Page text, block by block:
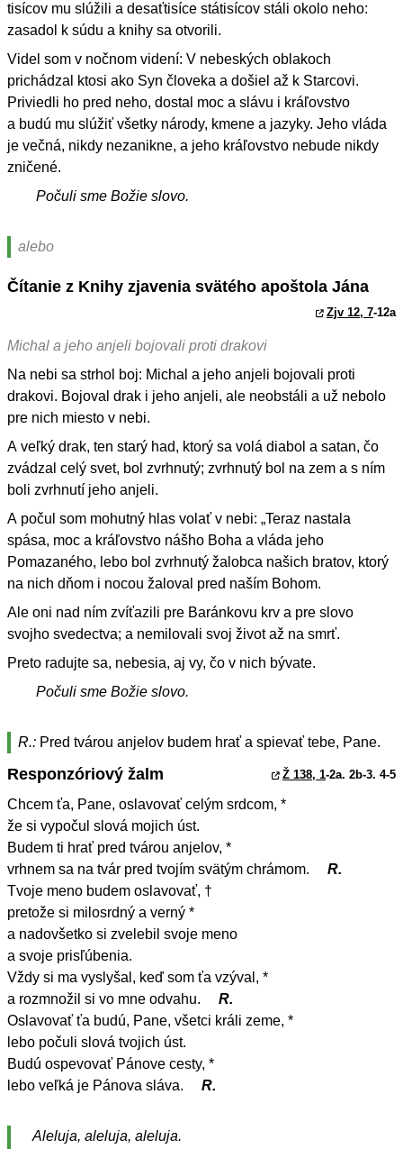
tisícov mu slúžili a desaťtisíce státisícov stáli okolo neho:
zasadol k súdu a knihy sa otvorili.
Videl som v nočnom videní: V nebeských oblakoch
prichádzal ktosi ako Syn človeka a došiel až k Starcovi.
Priviedli ho pred neho, dostal moc a slávu i kráľovstvo
a budú mu slúžiť všetky národy, kmene a jazyky. Jeho vláda
je večná, nikdy nezanikne, a jeho kráľovstvo nebude nikdy
zničené.
Počuli sme Božie slovo.
alebo
Čítanie z Knihy zjavenia svätého apoštola Jána
Zjv 12, 7-12a
Michal a jeho anjeli bojovali proti drakovi
Na nebi sa strhol boj: Michal a jeho anjeli bojovali proti
drakovi. Bojoval drak i jeho anjeli, ale neobstáli a už nebolo
pre nich miesto v nebi.
A veľký drak, ten starý had, ktorý sa volá diabol a satan, čo
zvádzal celý svet, bol zvrhnutý; zvrhnutý bol na zem a s ním
boli zvrhnutí jeho anjeli.
A počul som mohutný hlas volať v nebi: „Teraz nastala
spása, moc a kráľovstvo nášho Boha a vláda jeho
Pomazaného, lebo bol zvrhnutý žalobca našich bratov, ktorý
na nich dňom i nocou žaloval pred naším Bohom.
Ale oni nad ním zvíťazili pre Baránkovu krv a pre slovo
svojho svedectva; a nemilovali svoj život až na smrť.
Preto radujte sa, nebesia, aj vy, čo v nich bývate.
Počuli sme Božie slovo.
R.: Pred tvárou anjelov budem hrať a spievať tebe, Pane.
Responzóriový žalm Ž 138, 1-2a. 2b-3. 4-5
Chcem ťa, Pane, oslavovať celým srdcom, *
že si vypočul slová mojich úst.
Budem ti hrať pred tvárou anjelov, *
vrhnem sa na tvár pred tvojím svätým chrámom.
R.
Tvoje meno budem oslavovať, †
pretože si milosrdný a verný *
a nadovšetko si zvelebil svoje meno
a svoje prisľúbenia.
Vždy si ma vyslyšal, keď som ťa vzýval, *
a rozmnožil si vo mne odvahu.
R.
Oslavovať ťa budú, Pane, všetci králi zeme, *
lebo počuli slová tvojich úst.
Budú ospevovať Pánove cesty, *
lebo veľká je Pánova sláva.
R.
Aleluja, aleluja, aleluja.